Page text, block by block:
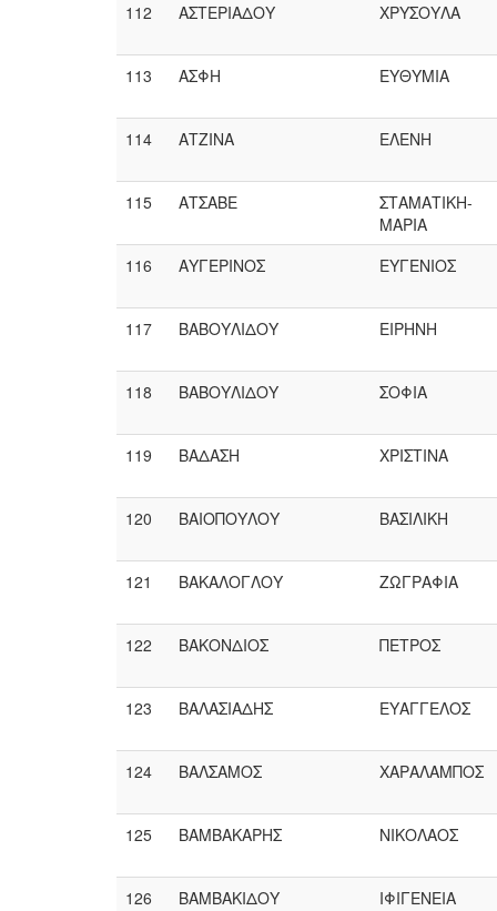
112 ΑΣΤΕΡΙΑΔΟΥ ΧΡΥΣΟΥΛΑ
113 ΑΣΦΗ ΕΥΘΥΜΙΑ
114 ΑΤΖΙΝΑ ΕΛΕΝΗ
115 ΑΤΣΑΒΕ
ΣΤΑΜΑΤΙΚΗ-
ΜΑΡΙΑ
116
ΑΥΓΕΡΙΝΟΣ ΕΥΓΕΝΙΟΣ
117 ΒΑΒΟΥΛΙΔΟΥ ΕΙΡΗΝΗ
118 ΒΑΒΟΥΛΙΔΟΥ ΣΟΦΙΑ
119 ΒΑΔΑΣΗ ΧΡΙΣΤΙΝΑ
120 ΒΑΙΟΠΟΥΛΟΥ ΒΑΣΙΛΙΚΗ
121 ΒΑΚΑΛΟΓΛΟΥ ΖΩΓΡΑΦΙΑ
122 ΒΑΚΟΝΔΙΟΣ ΠΕΤΡΟΣ
123 ΒΑΛΑΣΙΑΔΗΣ ΕΥΑΓΓΕΛΟΣ
124 ΒΑΛΣΑΜΟΣ ΧΑΡΑΛΑΜΠΟΣ
125 ΒΑΜΒΑΚΑΡΗΣ ΝΙΚΟΛΑΟΣ
126 ΒΑΜΒΑΚΙΔΟΥ ΙΦΙΓΕΝΕΙΑ